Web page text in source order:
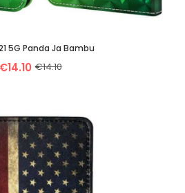
5G Panda Ja Bambu
€14.10 €14.10